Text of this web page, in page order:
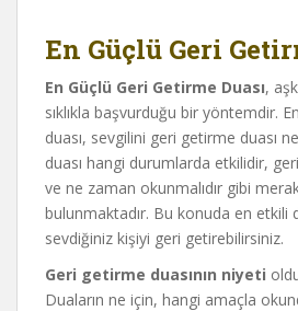
En Güçlü Geri
En Güçlü Geri Getirme Duası,
sıklıkla başvurduğu bir yöntemdir.
duası, sevgilini geri getirme duası
duası hangi durumlarda etkilidir,
ve ne zaman okunmalıdır gibi
bulunmaktadır. Bu konuda en etkili
sevdiğiniz kişiyi geri getirebilirsiniz.
Geri getirme duasının niyeti
Duaların ne için, hangi amaçla